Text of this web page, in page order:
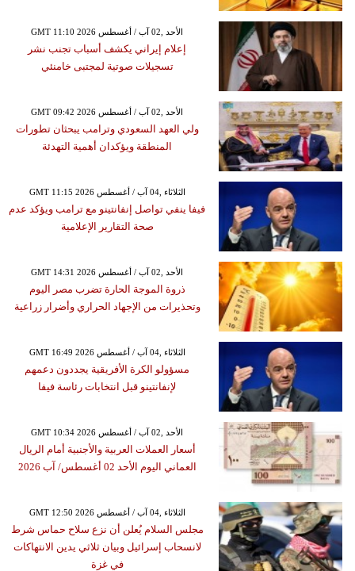
GMT 11:10 2026 الأحد ,02 آب / أغسطس
إعلام إيراني يكشف أسباب تجنب نشر
تسجيلات صوتية لمجتبى خامنئي
GMT 09:42 2026 الأحد ,02 آب / أغسطس
ولي العهد السعودي وترامب يبحثان تطورات
المنطقة ويؤكدان أهمية التهدئة
GMT 11:15 2026 الثلاثاء ,04 آب / أغسطس
فيفا ينفي تواصل إنفانتينو مع ترامب ويؤكد عدم
صحة التقارير الإعلامية
GMT 14:31 2026 الأحد ,02 آب / أغسطس
ذروة الموجة الحارة تضرب مصر اليوم
وتحذيرات من الإجهاد الحراري وأضرار زراعية
GMT 16:49 2026 الثلاثاء ,04 آب / أغسطس
مسؤولو الكرة الأفريقية يجددون دعمهم
لإنفانتينو قبل انتخابات رئاسة فيفا
GMT 10:34 2026 الأحد ,02 آب / أغسطس
أسعار العملات العربية والأجنبية أمام الريال
العماني اليوم الأحد 02 أغسطس/ آب 2026
GMT 12:50 2026 الثلاثاء ,04 آب / أغسطس
مجلس السلام يُعلن أن نزع سلاح حماس شرط
لانسحاب إسرائيل وبيان ثلاثي يدين الانتهاكات
في غزة